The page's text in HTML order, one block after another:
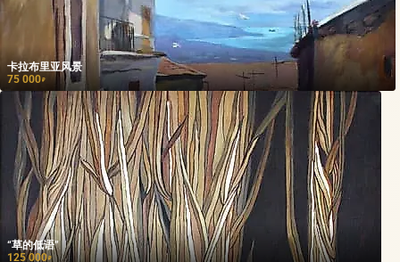
卡拉布里亚风景
75 000₽
“草的低语”
125 000₽